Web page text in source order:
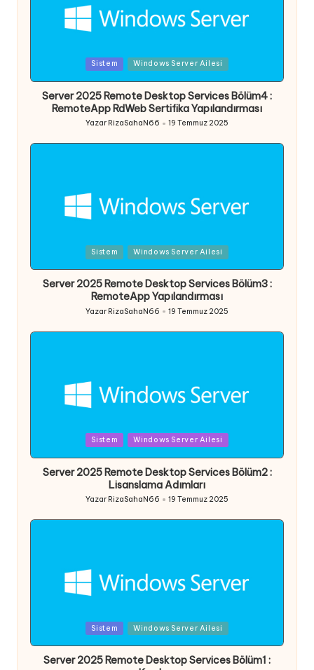
Sistem Windows Server Ailesi
Server 2025 Remote Desktop Services Bölüm4 :
RemoteApp RdWeb Sertifika Yapılandırması
Posted
by
Yazar RizaSahaN66 19 Temmuz 2025
Sistem Windows Server Ailesi
Server 2025 Remote Desktop Services Bölüm3 :
RemoteApp Yapılandırması
Posted
Yazar RizaSahaN66 19 Temmuz 2025
Sistem Windows Server Ailesi
Server 2025 Remote Desktop Services Bölüm2 :
Lisanslama Adımları
Posted
by
Yazar RizaSahaN66 19 Temmuz 2025
Sistem Windows Server Ailesi
Server 2025 Remote Desktop Services Bölüm1 :